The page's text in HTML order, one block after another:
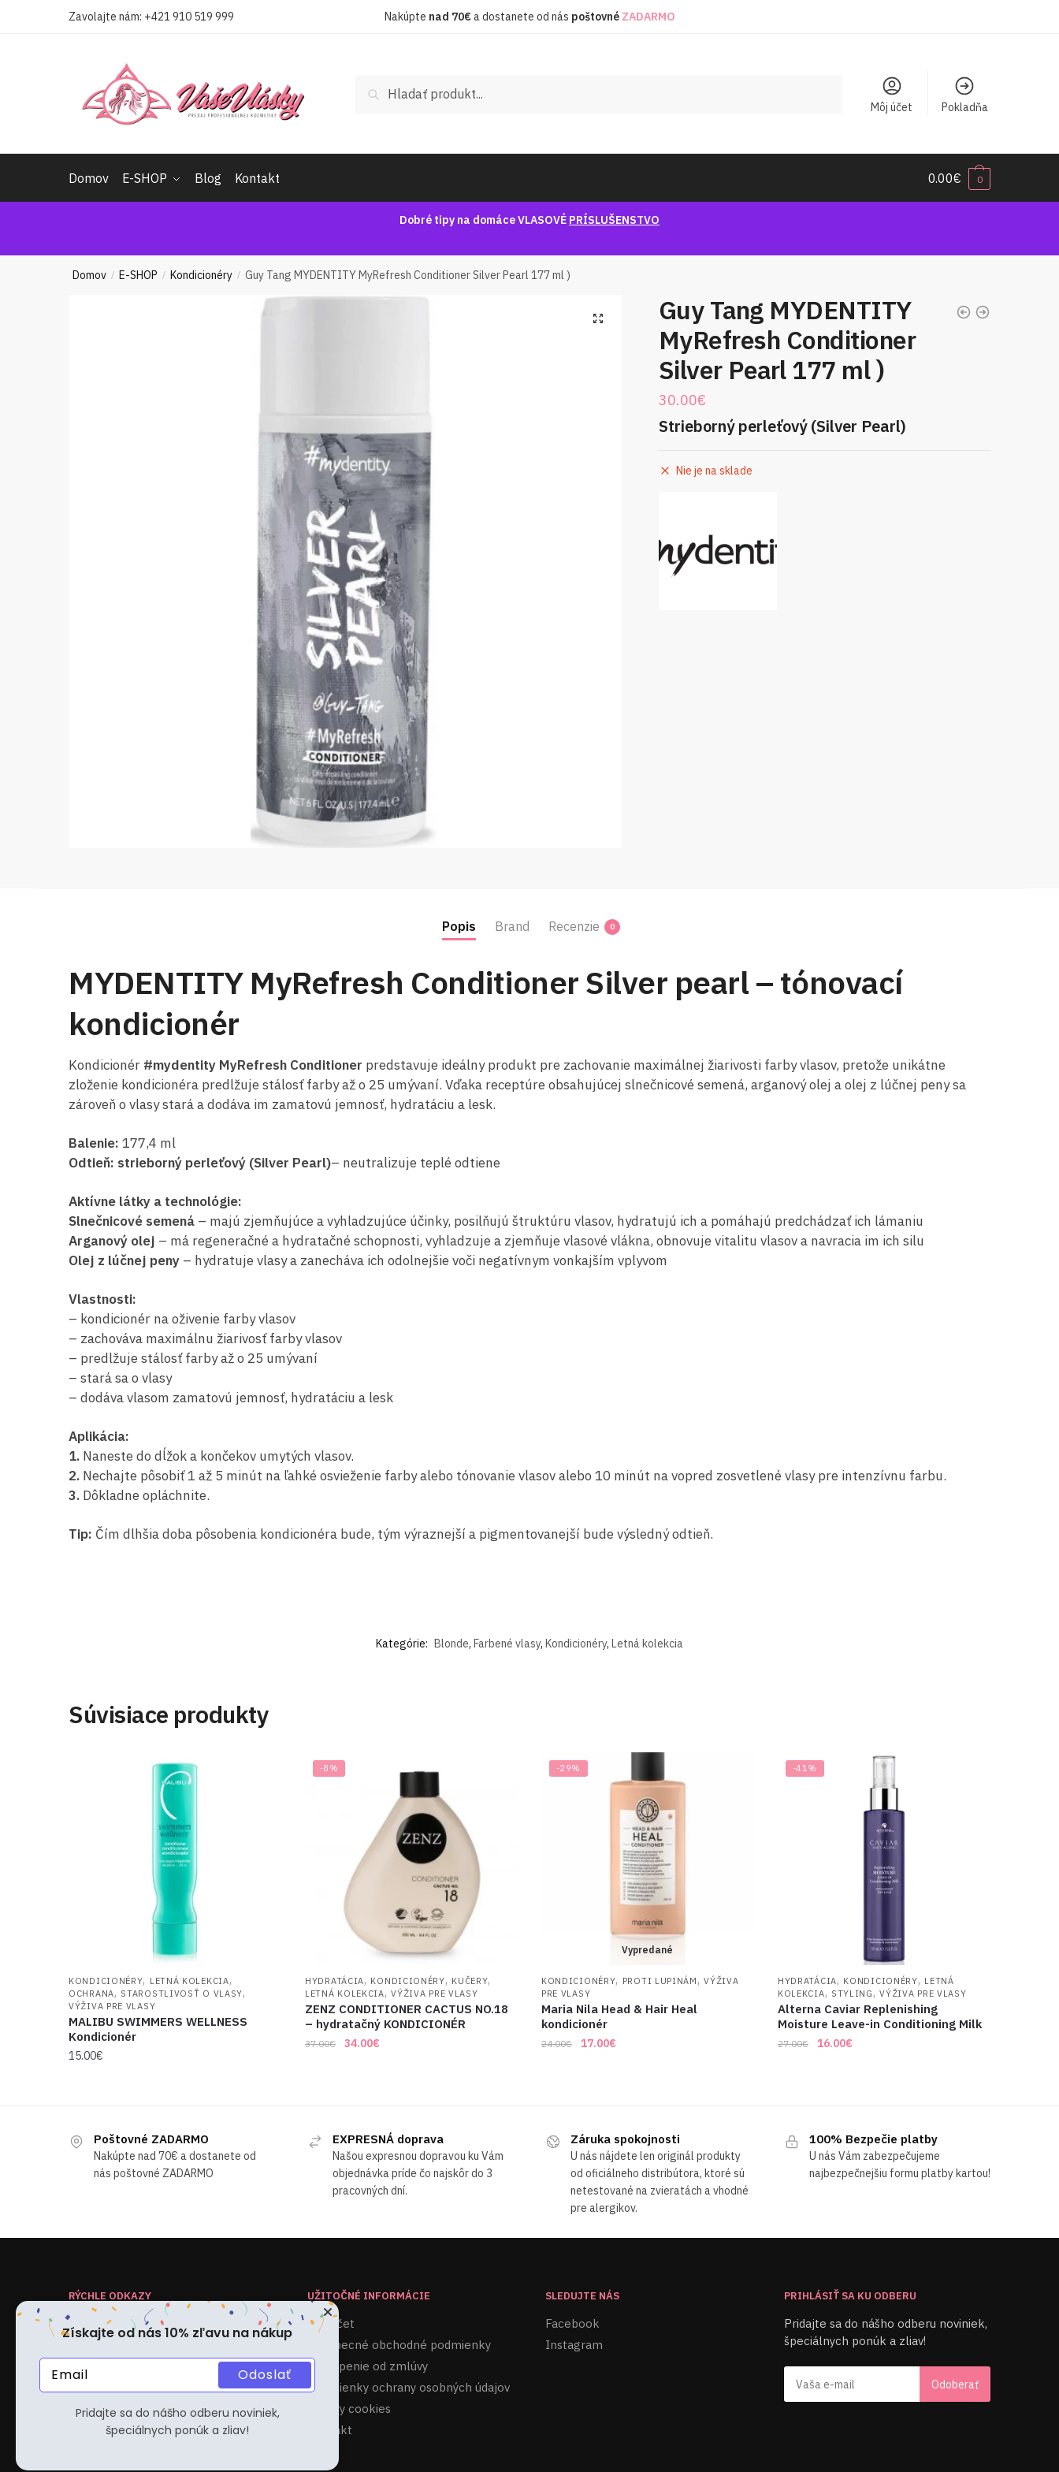
Zavolajte nám: +421 910 519 999 Nakúpte nad 70€a dostanete od nás poštovné ZADARMO
Vyhľadávanie
Môj účet Pokladňa
Domov E-SHOP Blog Kontakt 0.00€ 0
Dobré tipy na domáce VLASOVÉ PRÍSLUŠENSTVO
Domov / E-SHOP / Kondicionéry / Guy Tang MYDENTITY MyRefresh Conditioner Silver Pearl 177 ml )
🔍
Guy Tang MYDENTITY
MyRefresh Conditioner
Silver Pearl 177 ml )
30.00€
Strieborný perleťový (Silver Pearl)
Nie je na sklade
Popis Brand Recenzie 0
MYDENTITY MyRefresh Conditioner Silver pearl – tónovací
kondicionér
Kondicionér #mydentity MyRefresh Conditioner predstavuje ideálny produkt pre zachovanie maximálnej žiarivosti farby vlasov, pretože unikátne
zloženie kondicionéra predlžuje stálosť farby až o 25 umývaní. Vďaka receptúre obsahujúcej slnečnicové semená, arganový olej a olej z lúčnej peny sa
zároveň o vlasy stará a dodáva im zamatovú jemnosť, hydratáciu a lesk.
Balenie: 177,4 ml
Odtieň: strieborný perleťový (Silver Pearl)– neutralizuje teplé odtiene
Aktívne látky a technológie:
Slnečnicové semená – majú zjemňujúce a vyhladzujúce účinky, posilňujú štruktúru vlasov, hydratujú ich a pomáhajú predchádzať ich lámaniu
Arganový olej – má regeneračné a hydratačné schopnosti, vyhladzuje a zjemňuje vlasové vlákna, obnovuje vitalitu vlasov a navracia im ich silu
Olej z lúčnej peny – hydratuje vlasy a zanecháva ich odolnejšie voči negatívnym vonkajším vplyvom
Vlastnosti:
– kondicionér na oživenie farby vlasov
– zachováva maximálnu žiarivosť farby vlasov
– predlžuje stálosť farby až o 25 umývaní
– stará sa o vlasy
– dodáva vlasom zamatovú jemnosť, hydratáciu a lesk
Aplikácia:
1. Naneste do dĺžok a končekov umytých vlasov.
2. Nechajte pôsobiť 1 až 5 minút na ľahké osvieženie farby alebo tónovanie vlasov alebo 10 minút na vopred zosvetlené vlasy pre intenzívnu farbu.
3. Dôkladne opláchnite.
Tip: Čím dlhšia doba pôsobenia kondicionéra bude, tým výraznejší a pigmentovanejší bude výsledný odtieň.
Kategórie: Blonde, Farbené vlasy, Kondicionéry, Letná kolekcia
Súvisiace produkty
KONDICIONÉRY, LETNÁ KOLEKCIA,
OCHRANA, STAROSTLIVOSŤ O VLASY,
VÝŽIVA PRE VLASY
MALIBU SWIMMERS WELLNESS
Kondicionér
15.00€
-8%
HYDRATÁCIA, KONDICIONÉRY, KUČERY,
LETNÁ KOLEKCIA,VÝŽIVA PRE VLASY
ZENZ CONDITIONER CACTUS NO.18
– hydratačný KONDICIONÉR
37.00€
Original
34.00€Current
-29%
Vypredané
KONDICIONÉRY, PROTI LUPINÁM,VÝŽIVA
PRE VLASY
Maria Nila Head & Hair Heal
kondicionér
24.00€
Original
17.00€Current
-41%
HYDRATÁCIA, KONDICIONÉRY, LETNÁ
KOLEKCIA, STYLING,VÝŽIVA PRE VLASY
Alterna Caviar Replenishing
Moisture Leave-in Conditioning Milk
27.00€
Original
16.00€Current
Poštovné ZADARMO
Nakúpte nad 70€ a dostanete od
nás poštovné ZADARMO
EXPRESNÁ doprava
Našou expresnou dopravou ku Vám
objednávka príde čo najskôr do 3
pracovných dní.
Záruka spokojnosti
U nás nájdete len originál produkty
od oficiálneho distribútora, ktoré sú
netestované na zvieratách a vhodné
pre alergikov.
100% Bezpečie platby
U nás Vám zabezpečujeme
najbezpečnejšiu formu platby kartou!
RÝCHLE ODKAZY
Domov
Obchod
Kontakt
UŽITOČNÉ INFORMÁCIE
Môj účet
Všeobecné obchodné podmienky
Odstúpenie od zmlúvy
Podmienky ochrany osobných údajov
Súbory cookies
Kontakt
SLEDUJTE NÁS
Facebook
Instagram
PRIHLÁSIŤ SA KU ODBERU
Pridajte sa do nášho odberu noviniek,
špeciálnych ponúk a zliav!
Získajte od nás 10% zľavu na nákup
Odoslať
Pridajte sa do nášho odberu noviniek,
špeciálnych ponúk a zliav!